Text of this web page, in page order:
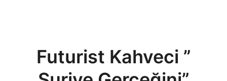
Futurist Kahveci ”